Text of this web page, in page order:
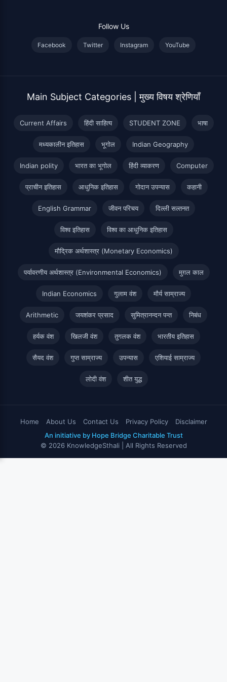
Follow Us
Facebook Twitter Instagram YouTube
Main Subject Categories | मुख्य विषय श्रेणियाँ
Current Affairs हिंदी साहित्य STUDENT ZONE भाषा
मध्यकालीन इतिहास भूगोल Indian Geography
Indian polity भारत का भूगोल हिंदी व्याकरण Computer
प्राचीन इतिहास आधुनिक इतिहास गोदान उपन्यास कहानी
English Grammar जीवन परिचय दिल्ली सल्तनत
विश्व इतिहास विश्व का आधुनिक इतिहास
मौद्रिक अर्थशास्त्र (Monetary Economics)
पर्यावरणीय अर्थशास्त्र (Environmental Economics) मुग़ल काल
Indian Economics गुलाम वंश मौर्य साम्राज्य
Arithmetic जयशंकर प्रसाद सुमित्रानन्दन पन्त निबंध
हर्यक वंश खिलजी वंश तुगलक वंश भारतीय इतिहास
सैयद वंश गुप्त साम्राज्य उपन्यास एशियाई साम्राज्य
लोदी वंश शीत युद्ध
Home About Us Contact Us Privacy Policy
Disclaimer
An initiative by Hope Bridge Charitable Trust
© 2026 KnowledgeSthali | All Rights Reserved